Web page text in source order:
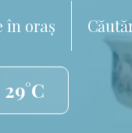
în oraș